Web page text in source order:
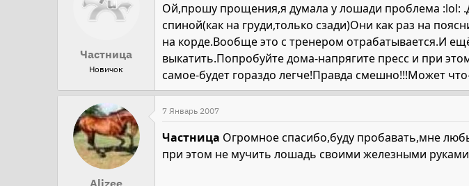
Частница
Новичок
Ой,прошу прощения,я думала у лошади проблема :lol:
спиной(как на груди,только сзади)Они как раз на
на корде.Вообще это с тренером отрабатывается.И
выкатить.Попробуйте дома-напрягите пресс и при
самое-будет гораздо легче!Правда смешно!!!Может
7 Январь 2007
Частница Огромное спасибо,буду пробавать,мне
при этом не мучить лошадь своими железными руками